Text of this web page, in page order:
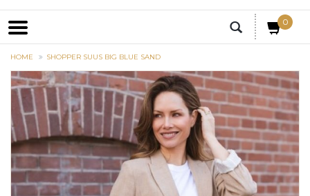
0
HOME SHOPPER SUUS BIG BLUE SAND